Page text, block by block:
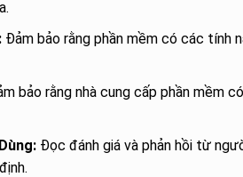
Đảm bảo rằng phần mềm có các tính
bảo rằng nhà cung cấp phần mềm
Đọc đánh giá và phản hồi từ